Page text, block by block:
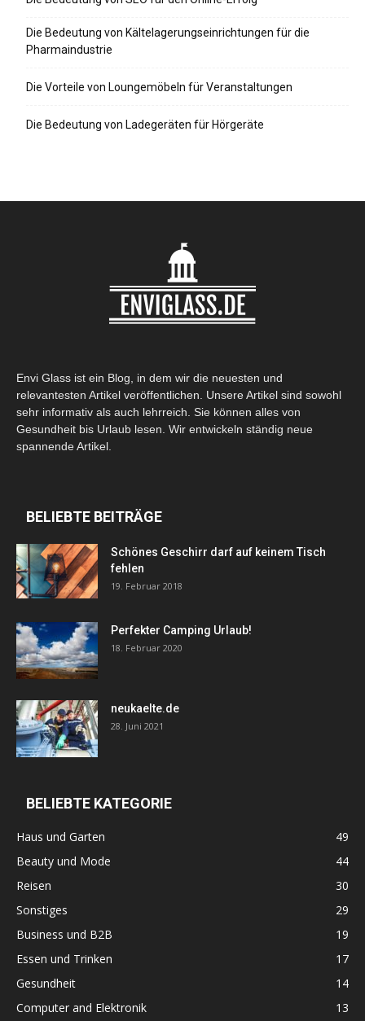
Die Bedeutung von Kältelagerungseinrichtungen für die
Pharmaindustrie
Die Vorteile von Loungemöbeln für Veranstaltungen
Die Bedeutung von Ladegeräten für Hörgeräte
Envi Glass ist ein Blog, in dem wir die neuesten und
relevantesten Artikel veröffentlichen. Unsere Artikel sind sowohl
sehr informativ als auch lehrreich. Sie können alles von
Gesundheit bis Urlaub lesen. Wir entwickeln ständig neue
spannende Artikel.
BELIEBTE BEITRÄGE
Schönes Geschirr darf auf keinem Tisch
fehlen
19. Februar 2018
Perfekter Camping Urlaub!
18. Februar 2020
neukaelte.de
28. Juni 2021
BELIEBTE KATEGORIE
Haus und Garten
49
Beauty und Mode
44
Reisen
30
Sonstiges
29
Business und B2B
19
Essen und Trinken
17
Gesundheit
14
Computer and Elektronik
13